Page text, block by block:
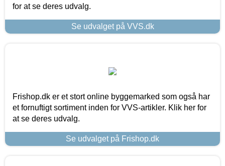
for at se deres udvalg.
Se udvalget på VVS.dk
Frishop.dk er et stort online byggemarked som også har
et fornuftigt sortiment inden for VVS-artikler. Klik her for
at se deres udvalg.
Se udvalget på Frishop.dk